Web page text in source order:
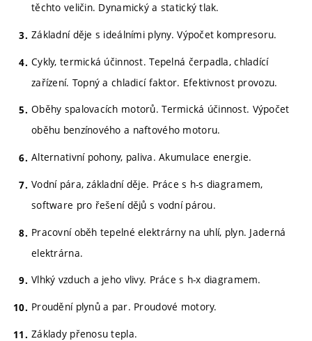
těchto veličin. Dynamický a statický tlak.
Základní děje s ideálními plyny. Výpočet kompresoru.
Cykly, termická účinnost. Tepelná čerpadla, chladící
zařízení. Topný a chladicí faktor. Efektivnost provozu.
Oběhy spalovacích motorů. Termická účinnost. Výpočet
oběhu benzínového a naftového motoru.
Alternativní pohony, paliva. Akumulace energie.
Vodní pára, základní děje. Práce s h-s diagramem,
software pro řešení dějů s vodní párou.
Pracovní oběh tepelné elektrárny na uhlí, plyn. Jaderná
elektrárna.
Vlhký vzduch a jeho vlivy. Práce s h-x diagramem.
Proudění plynů a par. Proudové motory.
Základy přenosu tepla.